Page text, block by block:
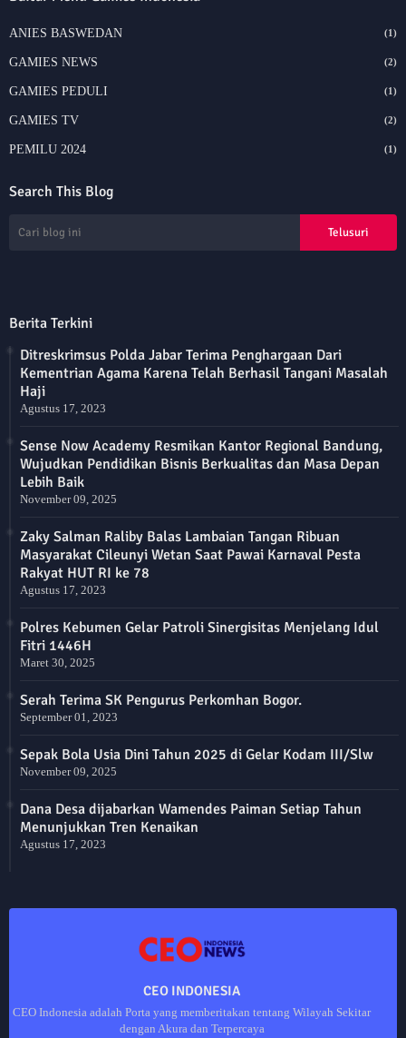
ANIES BASWEDAN (1)
GAMIES NEWS (2)
GAMIES PEDULI (1)
GAMIES TV (2)
PEMILU 2024 (1)
Search This Blog
Berita Terkini
Ditreskrimsus Polda Jabar Terima Penghargaan Dari
Kementrian Agama Karena Telah Berhasil Tangani Masalah
Haji
Agustus 17, 2023
Sense Now Academy Resmikan Kantor Regional Bandung,
Wujudkan Pendidikan Bisnis Berkualitas dan Masa Depan
Lebih Baik
November 09, 2025
Zaky Salman Raliby Balas Lambaian Tangan Ribuan
Masyarakat Cileunyi Wetan Saat Pawai Karnaval Pesta
Rakyat HUT RI ke 78
Agustus 17, 2023
Polres Kebumen Gelar Patroli Sinergisitas Menjelang Idul
Fitri 1446H
Maret 30, 2025
Serah Terima SK Pengurus Perkomhan Bogor.
September 01, 2023
Sepak Bola Usia Dini Tahun 2025 di Gelar Kodam III/Slw
November 09, 2025
Dana Desa dijabarkan Wamendes Paiman Setiap Tahun
Menunjukkan Tren Kenaikan
Agustus 17, 2023
CEO INDONESIA
CEO Indonesia adalah Porta yang memberitakan tentang Wilayah Sekitar
dengan Akura dan Terpercaya